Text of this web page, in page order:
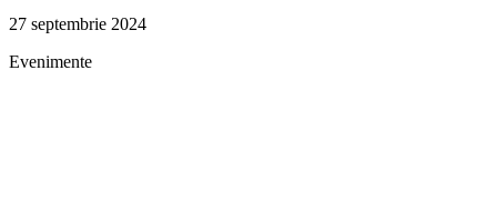
27 septembrie 2024
Evenimente